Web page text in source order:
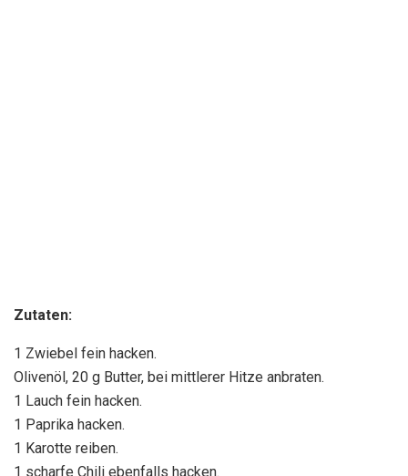
Zutaten:
1 Zwiebel fein hacken.
Olivenöl, 20 g Butter, bei mittlerer Hitze anbraten.
1 Lauch fein hacken.
1 Paprika hacken.
1 Karotte reiben.
1 scharfe Chili ebenfalls hacken.